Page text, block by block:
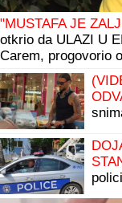
"MUSTAFA JE
otkrio da ULAZI U
Carem, progovorio